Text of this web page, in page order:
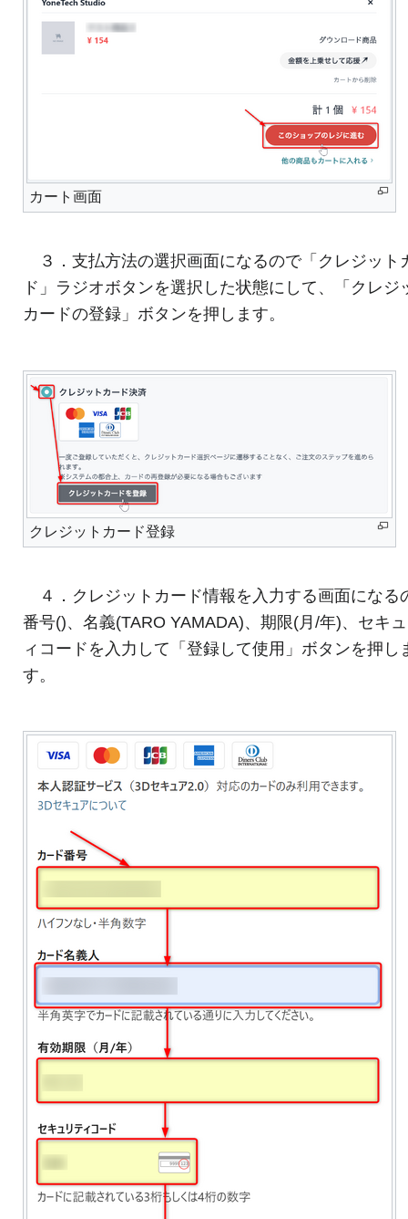
カート画面
３．支払方法の選択画面になるので「クレジット
ド」ラジオボタンを選択した状態にして、「クレジ
カードの登録」ボタンを押します。
クレジットカード登録
４．クレジットカード情報を入力する画面になる
番号()、名義(TARO YAMADA)、期限(月/年)、セキ
ィコードを入力して「登録して使用」ボタンを押し
す。